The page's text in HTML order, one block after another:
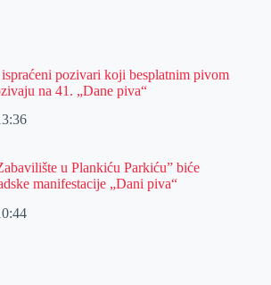
ispraćeni pozivari koji besplatnim pivom
na 41. „Dane piva“
u Plankiću Parkiću” biće
manifestacije „Dani piva“